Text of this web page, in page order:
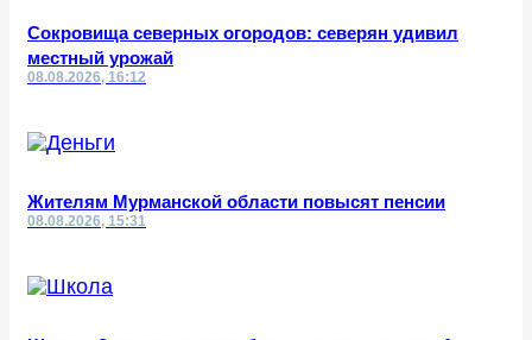
Сокровища северных огородов: северян удивил
местный урожай
08.08.2026, 16:12
Жителям Мурманской области повысят пенсии
08.08.2026, 15:31